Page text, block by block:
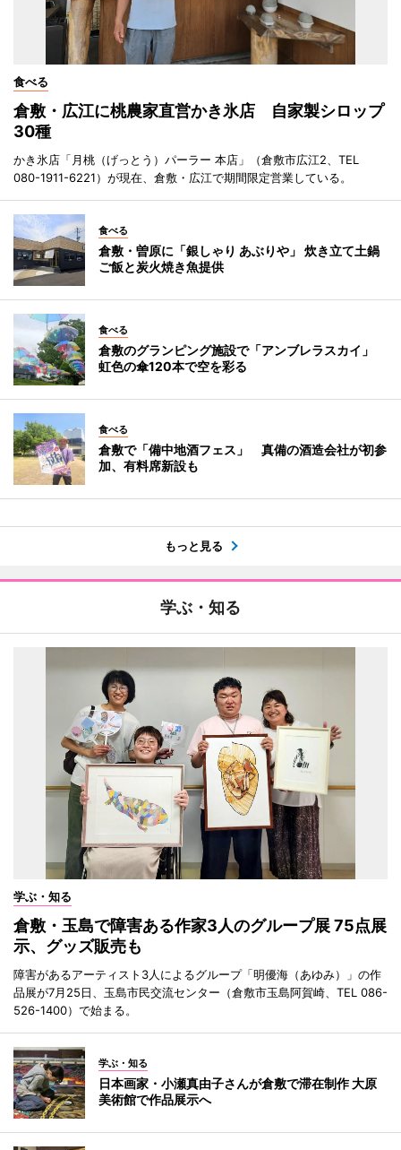
食べる
倉敷・広江に桃農家直営かき氷店 自家製シロップ
30種
かき氷店「月桃（げっとう）パーラー 本店」（倉敷市広江2、TEL
080-1911-6221）が現在、倉敷・広江で期間限定営業している。
食べる
倉敷・曽原に「銀しゃり あぶりや」 炊き立て土鍋
ご飯と炭火焼き魚提供
食べる
倉敷のグランピング施設で「アンブレラスカイ」
虹色の傘120本で空を彩る
食べる
倉敷で「備中地酒フェス」 真備の酒造会社が初参
加、有料席新設も
もっと見る
学ぶ・知る
学ぶ・知る
倉敷・玉島で障害ある作家3人のグループ展 75点展
示、グッズ販売も
障害があるアーティスト3人によるグループ「明優海（あゆみ）」の作
品展が7月25日、玉島市民交流センター（倉敷市玉島阿賀崎、TEL 086-
526-1400）で始まる。
学ぶ・知る
日本画家・小瀬真由子さんが倉敷で滞在制作 大原
美術館で作品展示へ